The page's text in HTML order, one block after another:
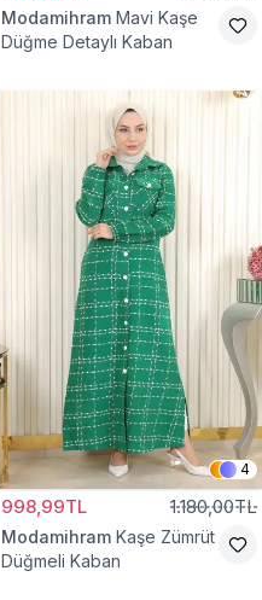
Modamihram Mavi Kaşe
Düğme Detaylı Kaban
4
998,99TL 1.180,00TL
Modamihram Kaşe Zümrüt
Düğmeli Kaban